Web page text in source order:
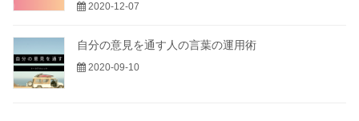
2020-12-07
自分の意見を通す人の言葉の運用術
2020-09-10